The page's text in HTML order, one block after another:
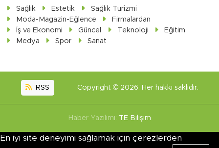
Sağlık Estetik
Sağlık Turizmi
Moda-Magazin-Eğlence
Firmalardan
İş ve Ekonomi
Güncel Teknoloji
Eğitim
Medya
Spor Sanat
RSS Copyright © 2026. Her hakkı saklıdır.
Haber Yazılımı: TE Bilişim
En iyi site deneyimi sağlamak için çerezlerden